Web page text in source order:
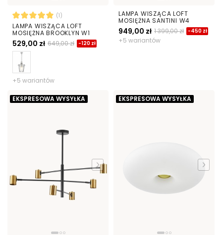
(1)
LAMPA WISZĄCA LOFT
MOSIĘŻNA BROOKLYN W1
529,00 zł 649,00 zł -120 zł
+5 wariantów
LAMPA WISZĄCA LOFT
MOSIĘŻNA SANTINI W4
949,00 zł 1 399,00 zł -450 zł
+5 wariantów
EKSPRESOWA WYSYŁKA EKSPRESOWA WYSYŁKA